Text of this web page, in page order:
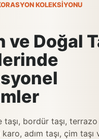
KOLEKSIYONU
ve Doğal
taşı, bordür taşı,
adım taşı, çim taşı